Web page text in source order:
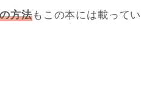
方法もこの本には載ってい